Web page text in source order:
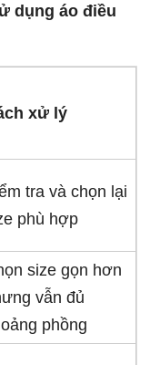
dụng áo điều
xử lý
tra và chọn lại
phù hợp
size gọn hơn
vẫn đủ
phồng